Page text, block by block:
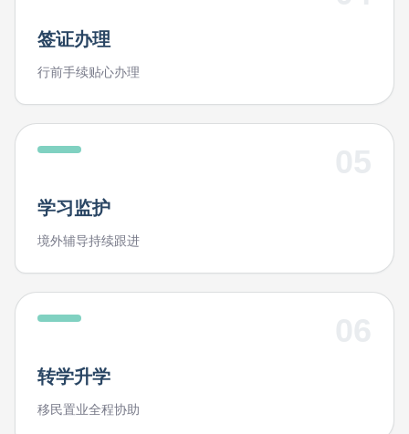
签证办理
行前手续贴心办理
学习监护
境外辅导持续跟进
转学升学
移民置业全程协助